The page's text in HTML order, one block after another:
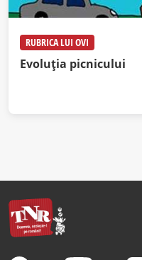
RUBRICA LUI OVI
Evoluţia picnicului